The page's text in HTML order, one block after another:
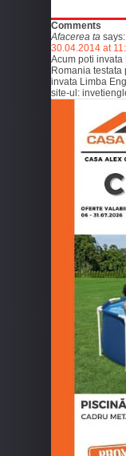
Comments
Afacerea ta says:
30.04.2014 at
Acum poti
Romania testata
invata Limba
site-ul: